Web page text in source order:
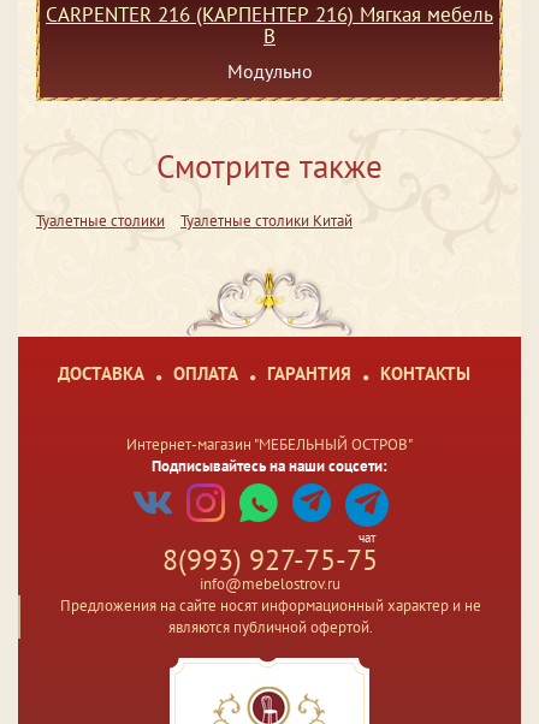
CARPENTER 216 (КАРПЕНТЕР 216) Мягкая мебель
В
Модульно
Смотрите также
Туалетные столики Туалетные столики Китай
ДОСТАВКА ОПЛАТА ГАРАНТИЯ КОНТАКТЫ
Интернет-магазин "МЕБЕЛЬНЫЙ ОСТРОВ"
Подписывайтесь на наши соцсети:
чат
8(993) 927-75-75
info@mebelostrov.ru
Предложения на сайте носят информационный характер и не
являются публичной офертой.